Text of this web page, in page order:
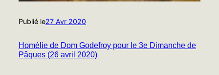
Publié le27 Avr 2020
Homélie de Dom Godefroy pour le 3e Dimanche de
Pâques (26 avril 2020)